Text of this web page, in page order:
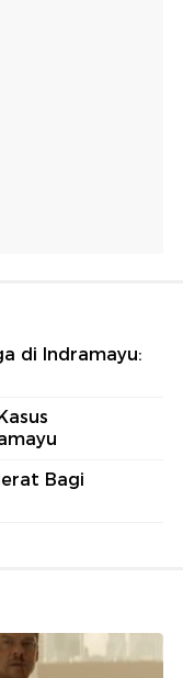
di Indramayu:
Bagi